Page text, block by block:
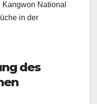
National
in der
des